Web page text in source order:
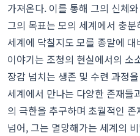
가져온다. 이를 통해 그의 신체
그의 목표는 모의 세계에서 충
세계에 닥칠지도 모를 종말에
이야기는 조청의 현실에서의 소
장감 넘치는 생존 및 수련 과정
세계에서 만나는 다양한 존재들
의 극한을 추구하며 초월적인
넘어, 그는 멸망해가는 세계의